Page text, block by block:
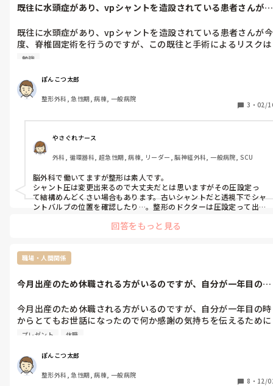
がんばってください。リーダー業務が出来る様になれば本当の一人
う凄いですよ！応援しています！
既往に水頭症があり、vpシャントを造設されている患者さんが今
既往に水頭症があり、vpシャントを造設されている患者さんが今
度、脊椎固定術を行うのですが、この既往と手術によるリスクは
どのようなものがあるでしょうか？
た場合にvpシャントがあるため、通常より低髄圧症になりやすい
などなんですがどうでしょうか？
勉強
ぽんこつ太郎
整形外科, 急性期, 病棟, 一般病院
3 ・ 02/
やさぐれナース
外科, 循環器科, 超急性期, 病棟, リーダー, 脳神経外科, 一般病院, SCU
脳外科で働いてますが整形は素人です。
シャント圧は変更出来るので大丈夫だとは思いますがその圧設定っ
て結構めんどくさい場合もあります。古いシャントだと透視下でシャ
ントバルブの位置を確認したり…。整形のドクターは圧設定って出来
回答をもっと見る
職場・人間関係
今月出産のため休職される方がいるのですが、自分が一年目の時
今月出産のため休職される方がいるのですが、自分が一年目の時
からとてもお世話になったので何か感謝の気持ちを伝えるために
プレゼントを渡したいと思っています。
プレゼント 休職
ぽんこつ太郎
整形外科, 急性期, 病棟, 一般病院
8 ・ 12/